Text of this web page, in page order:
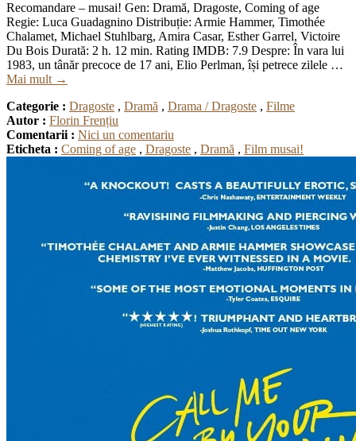
Recomandare – musai! Gen: Dramă, Dragoste, Coming of age
Regie: Luca Guadagnino Distribuție: Armie Hammer, Timothée
Chalamet, Michael Stuhlbarg, Amira Casar, Esther Garrel, Victoire
Du Bois Durată: 2 h. 12 min. Rating IMDB: 7.9 Despre: În vara lui
1983, un tânăr precoce de 17 ani, Elio Perlman, își petrece zilele …
Mai mult →
Categorie : Dragoste , Dramă , Drama / Dragoste , Filme
Autor : Florin Frențiu
Comentarii : Nici un comentariu
Eticheta : Coming of age , Dragoste , Dramă , Film musai!